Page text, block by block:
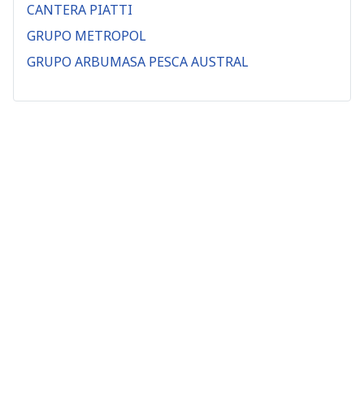
CANTERA PIATTI
GRUPO METROPOL
GRUPO ARBUMASA PESCA AUSTRAL